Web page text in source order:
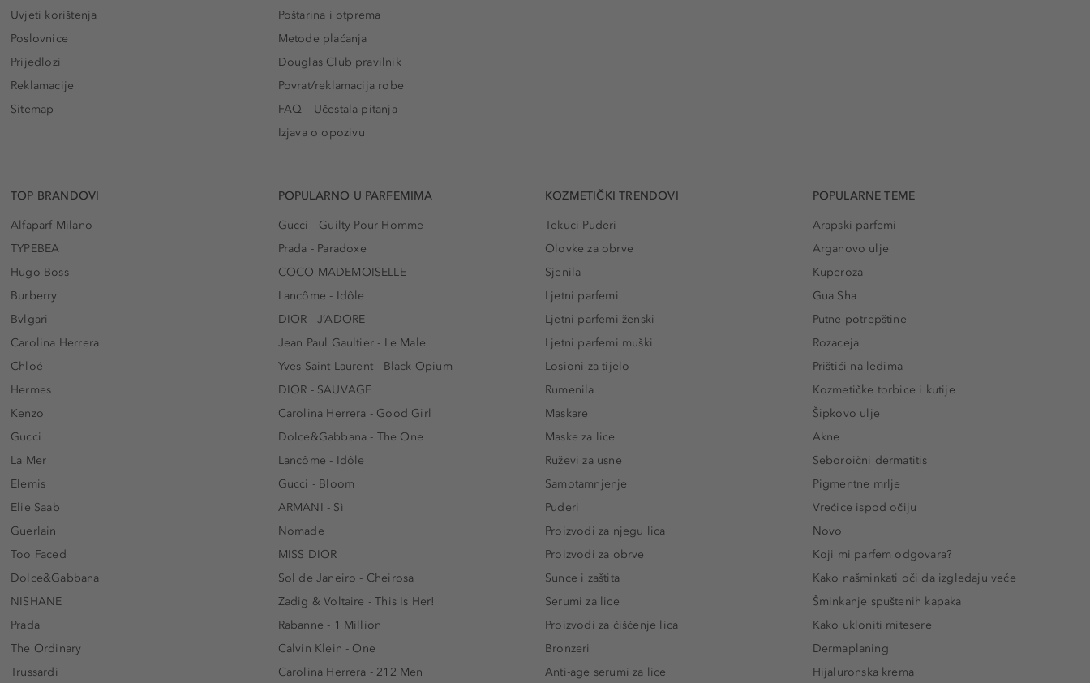
Uvjeti korištenja
Poslovnice
Prijedlozi
Reklamacije
Sitemap
Poštarina i otprema
Metode plaćanja
Douglas Club pravilnik
Povrat/reklamacija robe
FAQ – Učestala pitanja
Izjava o opozivu
TOP BRANDOVI
Alfaparf Milano
TYPEBEA
Hugo Boss
Burberry
Bvlgari
Carolina Herrera
Chloé
Hermes
Kenzo
Gucci
La Mer
Elemis
Elie Saab
Guerlain
Too Faced
Dolce&Gabbana
NISHANE
Prada
The Ordinary
Trussardi
POPULARNO U PARFEMIMA
Gucci - Guilty Pour Homme
Prada - Paradoxe
COCO MADEMOISELLE
Lancôme - Idôle
DIOR - J’ADORE
Jean Paul Gaultier - Le Male
Yves Saint Laurent - Black Opium
DIOR - SAUVAGE
Carolina Herrera - Good Girl
Dolce&Gabbana - The One
Lancôme - Idôle
Gucci - Bloom
ARMANI - Sì
Nomade
MISS DIOR
Sol de Janeiro - Cheirosa
Zadig & Voltaire - This Is Her!
Rabanne - 1 Million
Calvin Klein - One
Carolina Herrera - 212 Men
KOZMETIČKI TRENDOVI
Tekuci Puderi
Olovke za obrve
Sjenila
Ljetni parfemi
Ljetni parfemi ženski
Ljetni parfemi muški
Losioni za tijelo
Rumenila
Maskare
Maske za lice
Ruževi za usne
Samotamnjenje
Puderi
Proizvodi za njegu lica
Proizvodi za obrve
Sunce i zaštita
Serumi za lice
Proizvodi za čišćenje lica
Bronzeri
Anti-age serumi za lice
POPULARNE TEME
Arapski parfemi
Arganovo ulje
Kuperoza
Gua Sha
Putne potrepštine
Rozaceja
Prištići na leđima
Kozmetičke torbice i kutije
Šipkovo ulje
Akne
Seboroični dermatitis
Pigmentne mrlje
Vrećice ispod očiju
Novo
Koji mi parfem odgovara?
Kako našminkati oči da izgledaju veće
Šminkanje spuštenih kapaka
Kako ukloniti mitesere
Dermaplaning
Hijaluronska krema